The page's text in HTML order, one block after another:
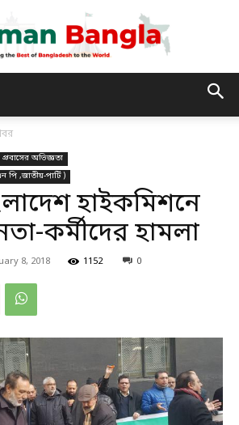
Bangla
প্রবাসের অভিজ্ঞতা
পি ,জাতীয়-পার্টি )
হাইকমিশনে
কর্মীদের হামলা
8, 2018 1152 0